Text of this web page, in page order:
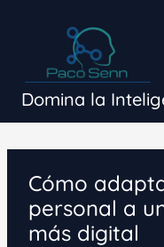
Domina la
Cómo
personal a
más digital